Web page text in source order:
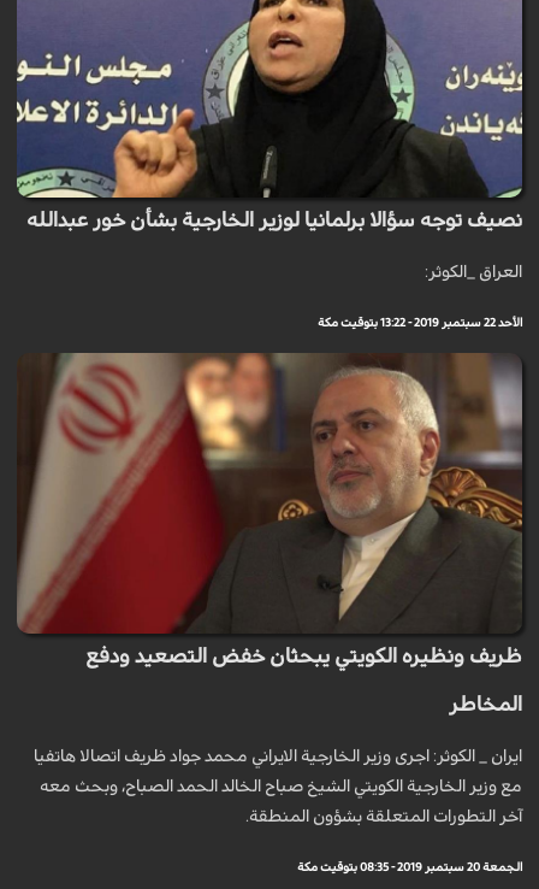
نصيف توجه سؤالا برلمانيا لوزير الخارجية بشأن خور عبدالله
العراق _الكوثر:
الأحد 22 سبتمبر 2019 - 13:22 بتوقيت مكة
ظريف ونظيره الكويتي يبحثان خفض التصعيد ودفع
المخاطر
ايران _ الكوثر: اجرى وزير الخارجية الايراني محمد جواد ظريف اتصالا هاتفيا
مع وزير الخارجية الكويتي الشيخ صباح الخالد الحمد الصباح، وبحث معه
آخر التطورات المتعلقة بشؤون المنطقة.
الجمعة 20 سبتمبر 2019 - 08:35 بتوقيت مكة